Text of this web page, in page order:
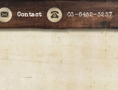
03-6452-3237
Contact